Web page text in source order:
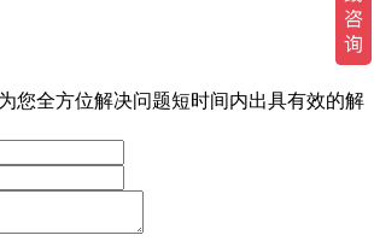
您全方位解决问题短时间内出具有效的解